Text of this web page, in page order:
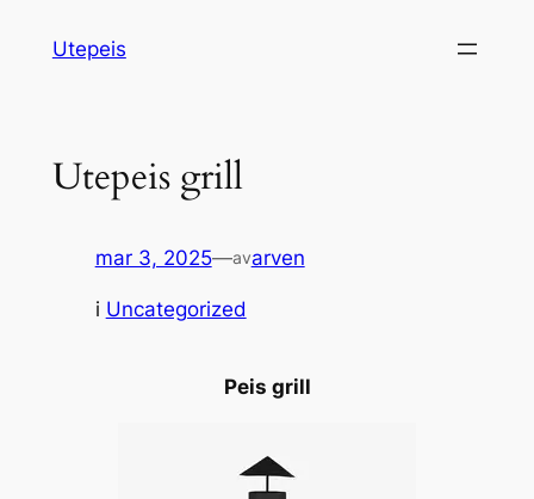
Utepeis
Utepeis grill
mar 3, 2025—avarven
i Uncategorized
Peis grill